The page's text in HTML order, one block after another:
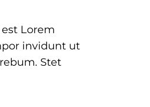
Lorem
invidunt ut
Stet